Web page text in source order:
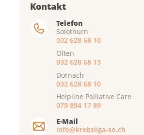
Kontakt
Telefon
Solothurn
032 628 68 10
Olten
032 628 68 13
Dornach
032 628 68 10
Helpline Palliative Care
079 894 17 89
E-Mail
info@krebsliga-so.ch